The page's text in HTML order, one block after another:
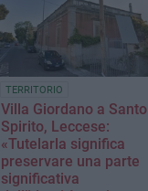
TERRITORIO
Villa Giordano a Santo
Spirito, Leccese:
«Tutelarla significa
preservare una parte
significativa